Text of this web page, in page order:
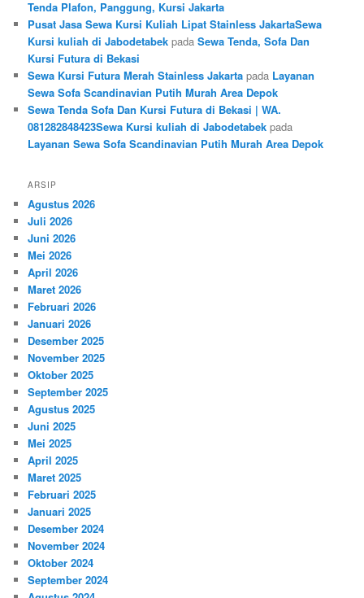
Tenda Plafon, Panggung, Kursi Jakarta
Pusat Jasa Sewa Kursi Kuliah Lipat Stainless JakartaSewa
Kursi kuliah di Jabodetabek padaSewa Tenda, Sofa Dan
Kursi Futura di Bekasi
Sewa Kursi Futura Merah Stainless Jakarta pada Layanan
Sewa Sofa Scandinavian Putih Murah Area Depok
Sewa Tenda Sofa Dan Kursi Futura di Bekasi | WA.
081282848423Sewa Kursi kuliah di Jabodetabek pada
Layanan Sewa Sofa Scandinavian Putih Murah Area Depok
ARSIP
Agustus 2026
Juli 2026
Juni 2026
Mei 2026
April 2026
Maret 2026
Februari 2026
Januari 2026
Desember 2025
November 2025
Oktober 2025
September 2025
Agustus 2025
Juni 2025
Mei 2025
April 2025
Maret 2025
Februari 2025
Januari 2025
Desember 2024
November 2024
Oktober 2024
September 2024